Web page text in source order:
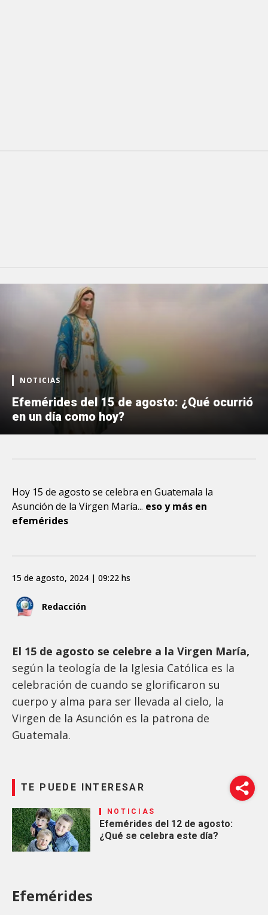
NOTICIAS
Efemérides del 15 de agosto: ¿Qué ocurrió
en un día como hoy?
Hoy 15 de agosto se celebra en Guatemala la
Asunción de la Virgen María... eso y más en
efemérides
Redacción
15 de agosto, 2024 | 09:22 hs
El 15 de agosto se celebre a la Virgen María,
según la teología de la Iglesia Católica es la
celebración de cuando se glorificaron su
cuerpo y alma para ser llevada al cielo, la
Virgen de la Asunción es la patrona de
Guatemala.
TE PUEDE INTERESAR
NOTICIAS
Efemérides del 12 de agosto:
¿Qué se celebra este día?
Efemérides